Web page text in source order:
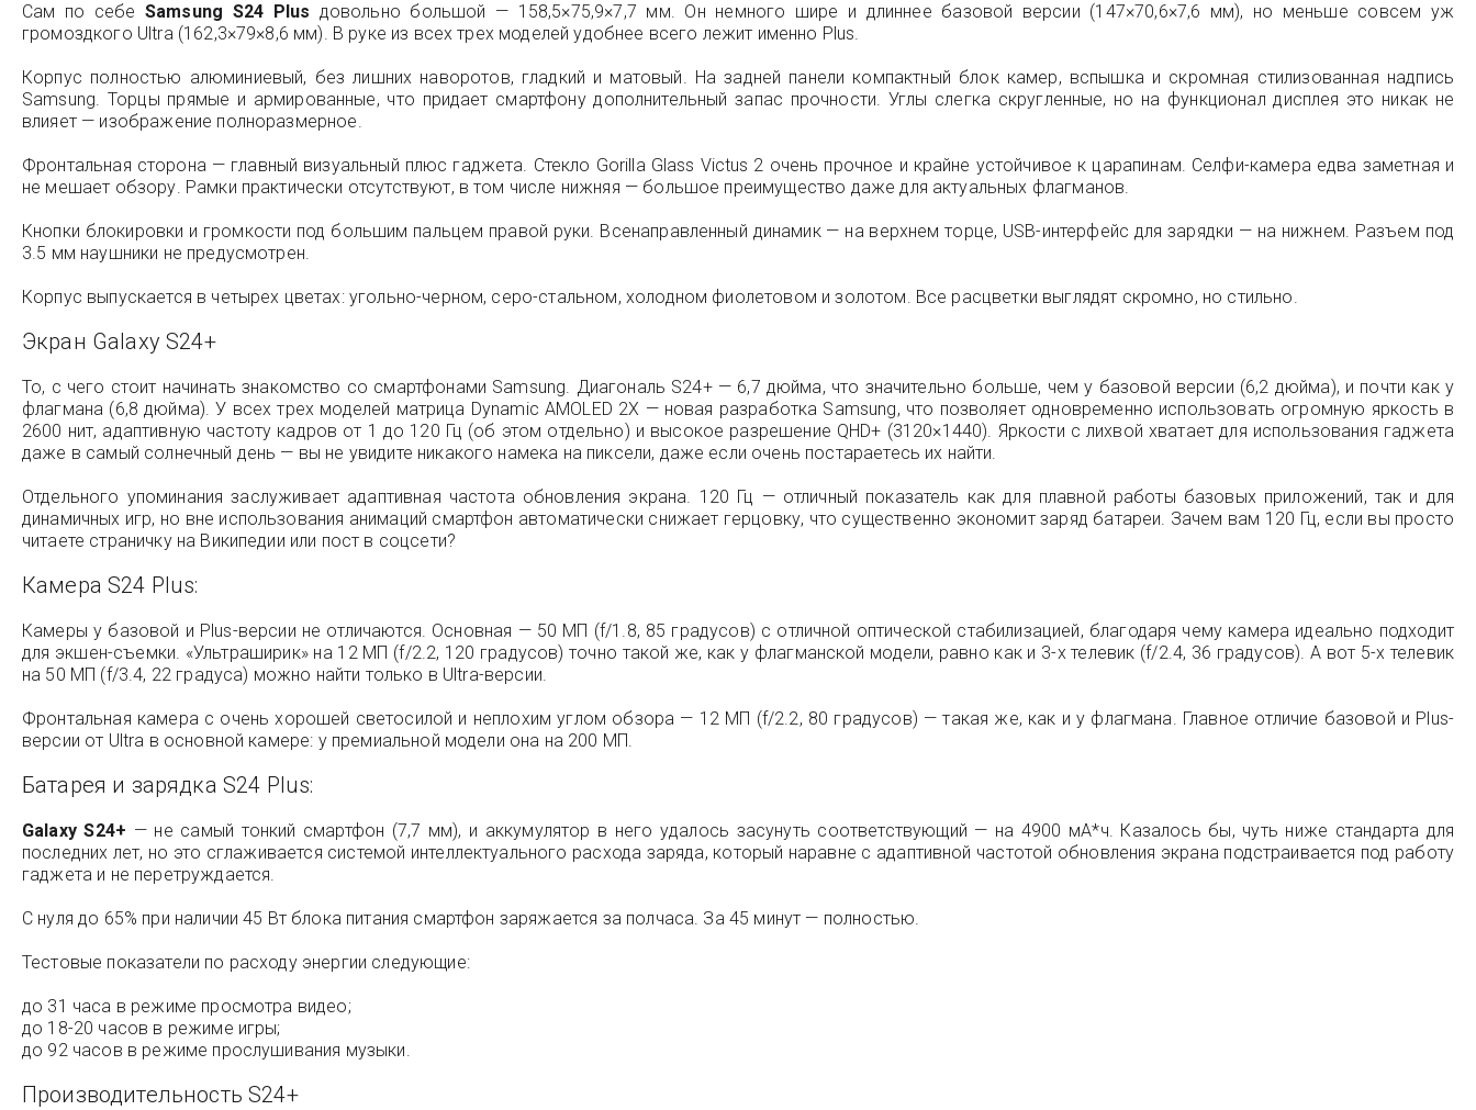
Сам по себе Samsung S24 Plus довольно большой — 158,5×75,9×7,7 мм. Он немного шире и длиннее базовой версии (147×70,6×7,6 мм), но меньше совсем уж
громоздкого Ultra (162,3×79×8,6 мм). В руке из всех трех моделей удобнее всего лежит именно Plus.
Корпус полностью алюминиевый, без лишних наворотов, гладкий и матовый. На задней панели компактный блок камер, вспышка и скромная стилизованная надпись
Samsung. Торцы прямые и армированные, что придает смартфону дополнительный запас прочности. Углы слегка скругленные, но на функционал дисплея это никак не
влияет — изображение полноразмерное.
Фронтальная сторона — главный визуальный плюс гаджета. Стекло Gorilla Glass Victus 2 очень прочное и крайне устойчивое к царапинам. Селфи-камера едва заметная и
не мешает обзору. Рамки практически отсутствуют, в том числе нижняя — большое преимущество даже для актуальных флагманов.
Кнопки блокировки и громкости под большим пальцем правой руки. Всенаправленный динамик — на верхнем торце, USB-интерфейс для зарядки — на нижнем. Разъем под
3.5 мм наушники не предусмотрен.
Корпус выпускается в четырех цветах: угольно-черном, серо-стальном, холодном фиолетовом и золотом. Все расцветки выглядят скромно, но стильно.
Экран Galaxy S24+
То, с чего стоит начинать знакомство со смартфонами Samsung. Диагональ S24+ — 6,7 дюйма, что значительно больше, чем у базовой версии (6,2 дюйма), и почти как у
флагмана (6,8 дюйма). У всех трех моделей матрица Dynamic AMOLED 2X — новая разработка Samsung, что позволяет одновременно использовать огромную яркость в
2600 нит, адаптивную частоту кадров от 1 до 120 Гц (об этом отдельно) и высокое разрешение QHD+ (3120×1440). Яркости с лихвой хватает для использования гаджета
даже в самый солнечный день — вы не увидите никакого намека на пиксели, даже если очень постараетесь их найти.
Отдельного упоминания заслуживает адаптивная частота обновления экрана. 120 Гц — отличный показатель как для плавной работы базовых приложений, так и для
динамичных игр, но вне использования анимаций смартфон автоматически снижает герцовку, что существенно экономит заряд батареи. Зачем вам 120 Гц, если вы просто
читаете страничку на Википедии или пост в соцсети?
Камера S24 Plus:
Камеры у базовой и Plus-версии не отличаются. Основная — 50 МП (f/1.8, 85 градусов) с отличной оптической стабилизацией, благодаря чему камера идеально подходит
для экшен-съемки. «Ультраширик» на 12 МП (f/2.2, 120 градусов) точно такой же, как у флагманской модели, равно как и 3-х телевик (f/2.4, 36 градусов). А вот 5-х телевик
на 50 МП (f/3.4, 22 градуса) можно найти только в Ultra-версии.
Фронтальная камера с очень хорошей светосилой и неплохим углом обзора — 12 МП (f/2.2, 80 градусов) — такая же, как и у флагмана. Главное отличие базовой и Plus-
версии от Ultra в основной камере: у премиальной модели она на 200 МП.
Батарея и зарядка S24 Plus:
Galaxy S24+ — не самый тонкий смартфон (7,7 мм), и аккумулятор в него удалось засунуть соответствующий — на 4900 мА*ч. Казалось бы, чуть ниже стандарта для
последних лет, но это сглаживается системой интеллектуального расхода заряда, который наравне с адаптивной частотой обновления экрана подстраивается под работу
гаджета и не перетруждается.
С нуля до 65% при наличии 45 Вт блока питания смартфон заряжается за полчаса. За 45 минут — полностью.
Тестовые показатели по расходу энергии следующие:
до 31 часа в режиме просмотра видео;
до 18-20 часов в режиме игры;
до 92 часов в режиме прослушивания музыки.
Производительность S24+